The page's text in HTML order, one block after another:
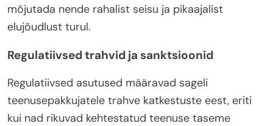
mõjutada nende rahalist seisu ja pikaajalist
elujõudlust turul.
Regulatiivsed trahvid ja sanktsioonid
Regulatiivsed asutused määravad sageli
teenusepakkujatele trahve katkestuste eest, eriti
kui nad rikuvad kehtestatud teenuse taseme